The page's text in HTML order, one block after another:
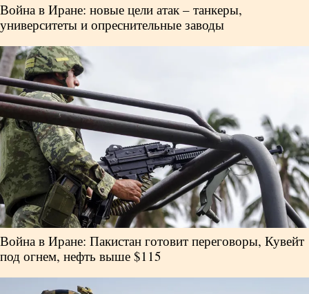
Война в Иране: новые цели атак – танкеры,
университеты и опреснительные заводы
Война в Иране: Пакистан готовит переговоры, Кувейт
под огнем, нефть выше $115